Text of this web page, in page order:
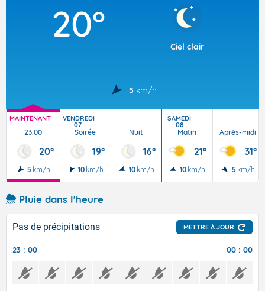
20°
Ciel clair
5 km/h
MAINTENANT
23:00
20°
5 km/h
VENDREDI
07
Soirée
19°
10 km/h
Nuit
16°
10 km/h
SAMEDI
08
Matin
21°
10 km/h
Après-midi
31°
5 km/h
Pluie dans l'heure
Pas de précipitations METTRE À JOUR
23 : 00 00 : 00